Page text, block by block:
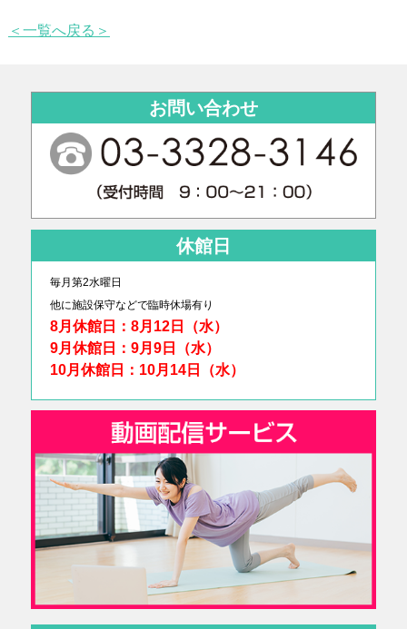
＜一覧へ戻る＞
お問い合わせ
休館日
毎月第2水曜日
他に施設保守などで臨時休場有り
8月休館日：8月12日（水）
9月休館日：9月9日（水）
10月休館日：10月14日（水）